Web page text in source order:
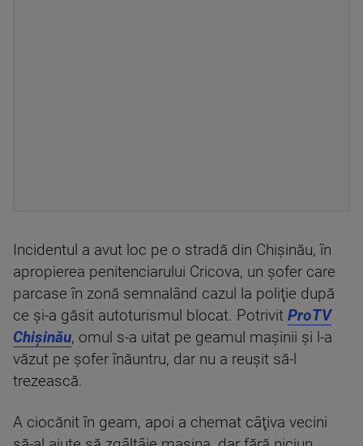
Incidentul a avut loc pe o stradă din Chişinău, în
apropierea penitenciarului Cricova, un şofer care
parcase în zonă semnalând cazul la poliţie după
ce şi-a găsit autoturismul blocat. Potrivit ProTV
Chişinău, omul s-a uitat pe geamul maşinii şi l-a
văzut pe şofer înăuntru, dar nu a reuşit să-l
trezească.
A ciocănit în geam, apoi a chemat câţiva vecini